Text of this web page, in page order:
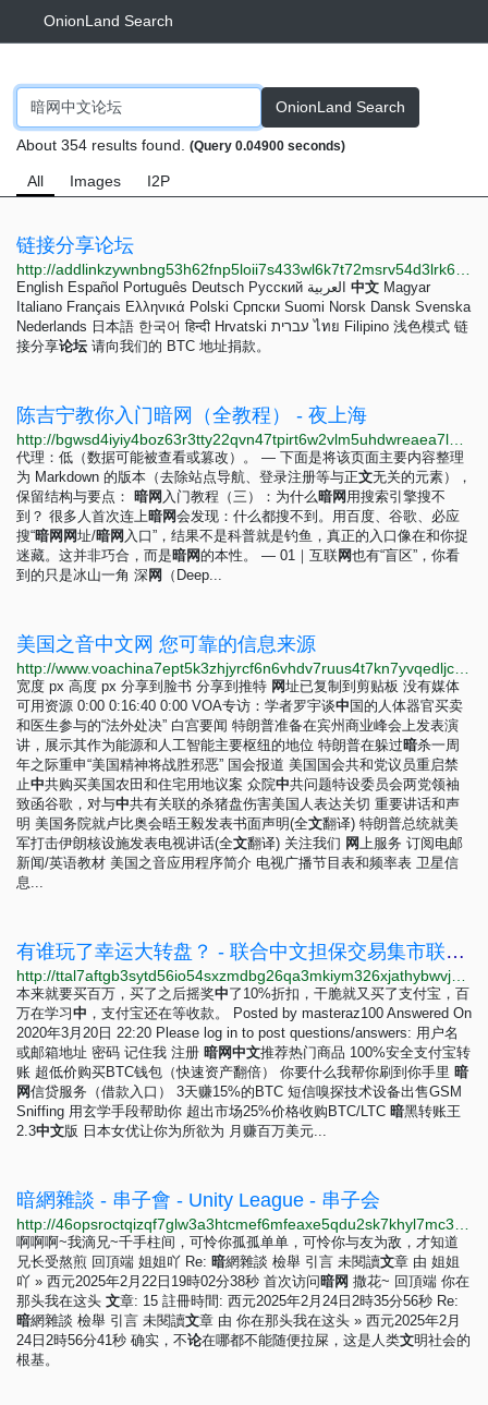
OnionLand Search
OnionLand Search
About 354 results found. (Query 0.04900 seconds)
All Images I2P
链接分享论坛
中文 Magyar
Italiano Français Ελληνικά Polski Српски Suomi Norsk Dansk Svenska
Nederlands 日本語 한국어 हिन्दी Hrvatski עברית ไทย Filipino 浅色模式 链
接分享论坛 请向我们的 BTC 地址捐款。
陈吉宁教你入门暗网（全教程） - 夜上海
代理：低（数据可能被查看或篡改）。 — 下面是将该页面主要内容整理
为 Markdown 的版本（去除站点导航、登录注册等与正文无关的元素），
保留结构与要点： 暗网 入门教程（三）：为什么暗网 用搜索引擎搜不
到？ 很多人首次连上暗网会发现：什么都搜不到。用百度、谷歌、必应
搜“暗网 网址/暗网 入口”，结果不是科普就是钓鱼，真正的入口像在和你捉
迷藏。这并非巧合，而是暗网 的本性。 — 01｜互联网也有“盲区”，你看
到的只是冰山一角 深网 （Deep...
美国之音中文网 您可靠的信息来源
宽度 px 高度 px 分享到脸书 分享到推特 网址已复制到剪贴板 没有媒体
可用资源 0:00 0:16:40 0:00 VOA专访：学者罗宇谈中 国的人体器官买卖
和医生参与的“法外处决” 白宫要闻 特朗普准备在宾州商业峰会上发表演
讲，展示其作为能源和人工智能主要枢纽的地位 特朗普在躲过暗杀一周
年之际重申“美国精神将战胜邪恶” 国会报道 美国国会共和党议员重启禁
止中共购买美国农田和住宅用地议案 众院中共问题特设委员会两党领袖
致函谷歌，对与中共有关联的杀猪盘伤害美国人表达关切 重要讲话和声
明 美国务院就卢比奥会晤王毅发表书面声明(全文翻译) 特朗普总统就美
军打击伊朗核设施发表电视讲话(全文翻译) 关注我们 网上服务 订阅电邮
新闻/英语教材 美国之音应用程序简介 电视广播节目表和频率表 卫星信
息...
有谁玩了幸运大转盘？ - 联合中文担保交易集市联合中文担保交易集市
本来就要买百万，买了之后摇奖中了10%折扣，干脆就又买了支付宝，百
万在学习中 ，支付宝还在等收款。 Posted by masteraz100 Answered On
2020年3月20日 22:20 Please log in to post questions/answers: 用户名
或邮箱地址 密码 记住我 注册 暗网中文推荐热门商品 100%安全支付宝转
账 超低价购买BTC钱包（快速资产翻倍） 你要什么我帮你刷到你手里 暗
网信贷服务（借款入口） 3天赚15%的BTC 短信嗅探技术设备出售GSM
Sniffing 用玄学手段帮助你 超出市场25%价格收购BTC/LTC 暗黑转账王
2.3中文版 日本女优让你为所欲为 月赚百万美元...
暗網雜談 - 串子會 - Unity League - 串子会
啊啊啊~我滴兄~千手柱间，可怜你孤孤单单，可怜你与友为敌，才知道
兄长受熬煎 回頂端 姐姐吖 Re: 暗網雜談 檢舉 引言 未閱讀文章 由 姐姐
吖 » 西元2025年2月22日19時02分38秒 首次访问暗网 撒花~ 回頂端 你在
那头我在这头 文章: 15 註冊時間: 西元2025年2月24日2時35分56秒 Re:
暗網雜談 檢舉 引言 未閱讀文章 由 你在那头我在这头 » 西元2025年2月
24日2時56分41秒 确实，不论在哪都不能随便拉屎，这是人类文明社会的
根基。